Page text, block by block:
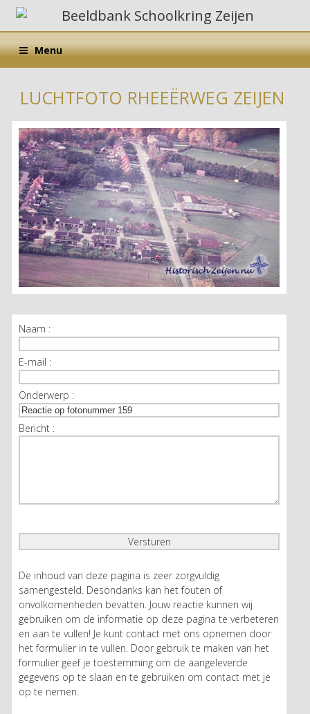
Menu
LUCHTFOTO RHEEËRWEG ZEIJEN
Naam :
E-mail :
Onderwerp :
Bericht :
De inhoud van deze pagina is zeer zorgvuldig
samengesteld. Desondanks kan het fouten of
onvolkomenheden bevatten. Jouw reactie kunnen wij
gebruiken om de informatie op deze pagina te verbeteren
en aan te vullen! Je kunt contact met ons opnemen door
het formulier in te vullen. Door gebruik te maken van het
formulier geef je toestemming om de aangeleverde
gegevens op te slaan en te gebruiken om contact met je
op te nemen.